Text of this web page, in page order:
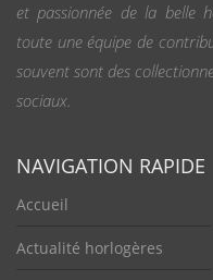
et passionnée de la belle
toute une équipe de
souvent sont des
sociaux.
NAVIGATION RAPIDE
Accueil
Actualité horlogères